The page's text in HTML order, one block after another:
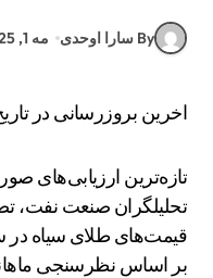
By سارا اوحدی مه 1, 2025
اخرین بروزرسانی در تاریخ می 1,
تازه‌ترین ارزیابی‌های
تحلیلگران صنعت نفت،
قیمت‌های طلای سیاه در
بر اساس نظرسنجی